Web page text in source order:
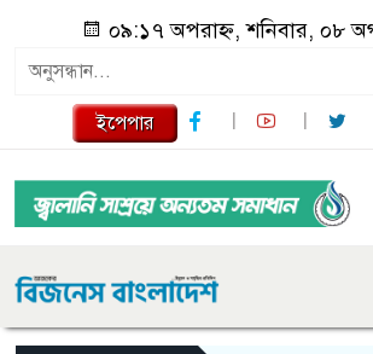
০৯:১৭ অপরাহ্ন, শনিবার, ০৮
ইপেপার